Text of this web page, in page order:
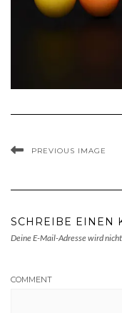
PREVIOUS IMAGE
SCHREIBE EINEN
Deine E-Mail-Adresse wird
COMMENT